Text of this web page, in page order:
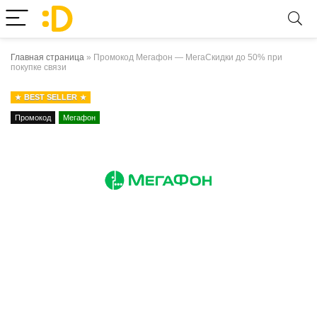
Главная страница » Промокод Мегафон — МегаСкидки до 50% при
покупке связи
BEST SELLER
Промокод Мегафон